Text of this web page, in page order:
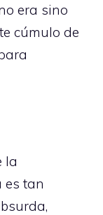
era sino
cúmulo de
la
es tan